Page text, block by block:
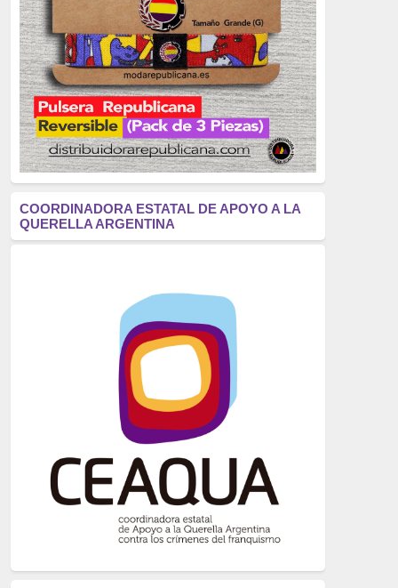
borbones
(2176)
Cultura
(2163)
Guerra
(1674)
genocidio
(1234)
mujer
(1070)
Eventos
(914)
Crímenes del franquismo
(721)
(699)
(607)
neofranquismo
(567)
Justicia Universal
Derechos Humanos
(522)
Nacionalcatolicismo
(514)
COORDINADORA ESTATAL DE APOYO A LA
QUERELLA ARGENTINA